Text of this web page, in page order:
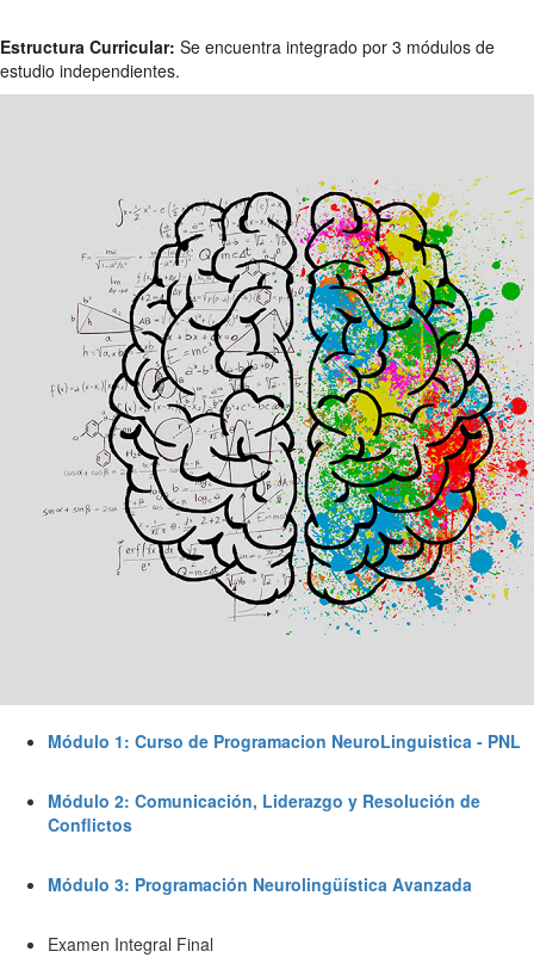
Estructura Curricular: Se encuentra integrado por 3 módulos de
estudio independientes.
Módulo 1: Curso de Programacion NeuroLinguistica - PNL
Módulo 2: Comunicación, Liderazgo y Resolución de
Conflictos
Módulo 3: Programación Neurolingüística Avanzada
Examen Integral Final